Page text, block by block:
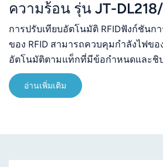
ความร้อน รุ่น JT-
ละเอียด 203/300 DPI
การปรับเทียบอัตโนมัติ RFIDฟังก์ชันก
ของ RFID สามารถควบคุมกำลังไฟขอ
อัตโนมัติตามแท็กที่มีข้อกำหนดและชิ
ค่าเงื่อนไขการอ่านและการเขียนแท็ก
เวลาในการตั้งค่าพารามิเตอร์ของเครื่
สื่อทำได้ง่ายและรวดเร็วรองรับการจำ
อ่านเพิ่มเติม